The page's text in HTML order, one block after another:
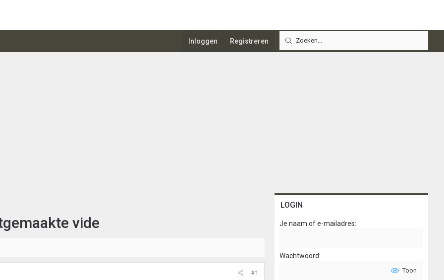
Inloggen Registreren
vide
#1
LOGIN
Je naam of e-mailadres
Wachtwoord
Toon